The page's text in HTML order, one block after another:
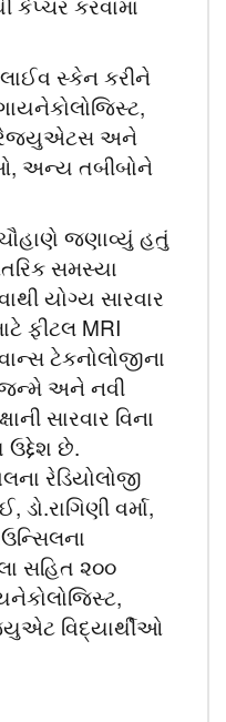
લાઈવ સ્કેન કરીને
ગ્રેજ્યુએટસ અને
અન્ય તબીબોને
ચૌહાણે જણાવ્યું હતું
સમસ્યા
યોગ્ય સારવાર
ફીટલ MRI
ટેકનોલોજીના
જન્મે અને નવી
સારવાર વિના
છે.
રેડિયોલોજી
ડો.રાગિણી વર્મા,
સહિત ૨૦૦
વિદ્યાર્થીઓ